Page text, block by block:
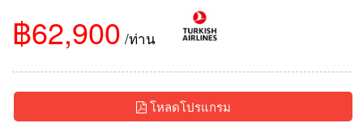
฿62,900 /ท่าน
โหลดโปรแกรม